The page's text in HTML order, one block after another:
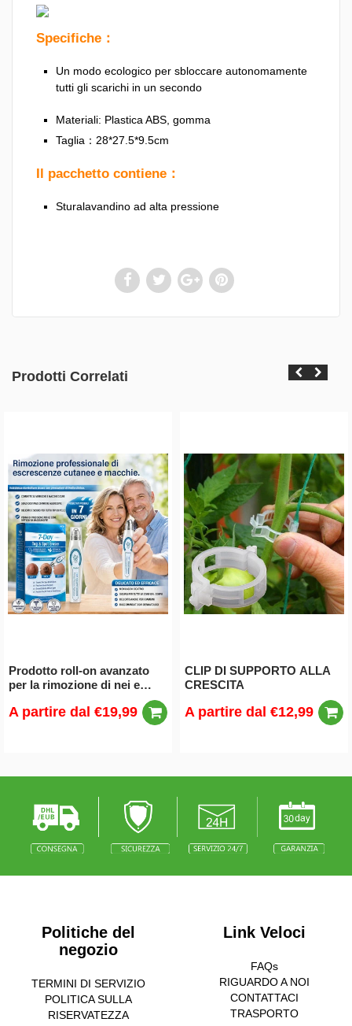
Specifiche：
Un modo ecologico per sbloccare autonomamente
tutti gli scarichi in un secondo
Materiali: Plastica ABS, gomma
Taglia：28*27.5*9.5cm
Il pacchetto contiene：
Sturalavandino ad alta pressione
Prodotti Correlati
Prodotto roll-on avanzato
per la rimozione di nei e
A partire dal €19,99
CLIP DI SUPPORTO ALLA
CRESCITA
A partire dal €12,99
Politiche del
negozio
TERMINI DI SERVIZIO
POLITICA SULLA
RISERVATEZZA
Link Veloci
FAQs
RIGUARDO A NOI
CONTATTACI
TRASPORTO